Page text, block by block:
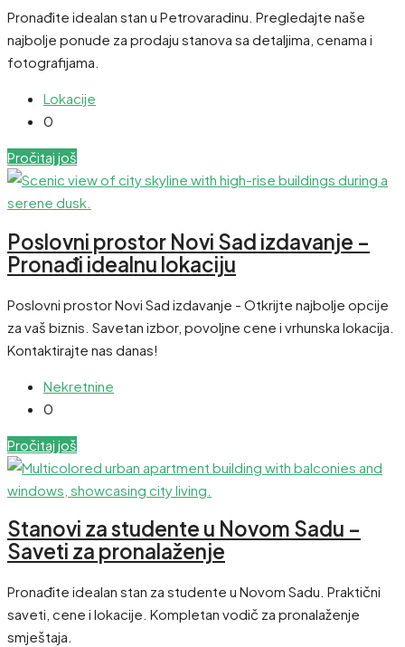
Pronađite idealan stan u Petrovaradinu. Pregledajte naše
najbolje ponude za prodaju stanova sa detaljima, cenama i
fotografijama.
Lokacije
0
Pročitaj još
Poslovni prostor Novi Sad izdavanje –
Pronađi idealnu lokaciju
Poslovni prostor Novi Sad izdavanje - Otkrijte najbolje opcije
za vaš biznis. Savetan izbor, povoljne cene i vrhunska lokacija.
Kontaktirajte nas danas!
Nekretnine
0
Pročitaj još
Stanovi za studente u Novom Sadu –
Saveti za pronalaženje
Pronađite idealan stan za studente u Novom Sadu. Praktični
saveti, cene i lokacije. Kompletan vodič za pronalaženje
smještaja.